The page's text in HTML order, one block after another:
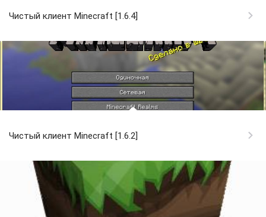
Чистый клиент Minecraft [1.6.4]
Чистый клиент Minecraft [1.6.2]